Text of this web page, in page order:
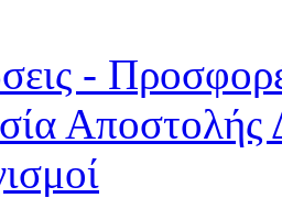
-
Αποστολής